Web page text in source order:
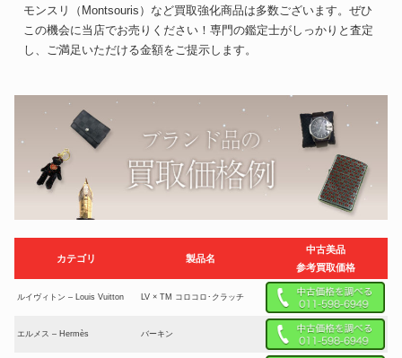
モンスリ（Montsouris）など買取強化商品は多数ございます。ぜひ
この機会に当店でお売りください！専門の鑑定士がしっかりと査定
し、ご満足いただける金額をご提示します。
カテゴリ 製品名
中古美品
参考買取価格
ルイヴィトン – Louis Vuitton LV × TM コロコロ･クラッチ
エルメス – Hermès バーキン